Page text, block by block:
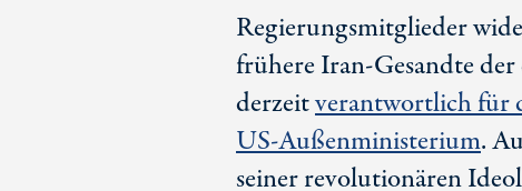
Regierungsmitglieder
frühere Iran-Gesandte
derzeitverantwortlich für
US-Außenministerium.
seiner revolutionären